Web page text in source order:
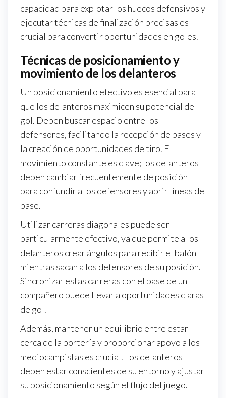
capacidad para explotar los huecos defensivos y
ejecutar técnicas de finalización precisas es
crucial para convertir oportunidades en goles.
Técnicas de posicionamiento y
movimiento de los delanteros
Un posicionamiento efectivo es esencial para
que los delanteros maximicen su potencial de
gol. Deben buscar espacio entre los
defensores, facilitando la recepción de pases y
la creación de oportunidades de tiro. El
movimiento constante es clave; los delanteros
deben cambiar frecuentemente de posición
para confundir a los defensores y abrir líneas de
pase.
Utilizar carreras diagonales puede ser
particularmente efectivo, ya que permite a los
delanteros crear ángulos para recibir el balón
mientras sacan a los defensores de su posición.
Sincronizar estas carreras con el pase de un
compañero puede llevar a oportunidades claras
de gol.
Además, mantener un equilibrio entre estar
cerca de la portería y proporcionar apoyo a los
mediocampistas es crucial. Los delanteros
deben estar conscientes de su entorno y ajustar
su posicionamiento según el flujo del juego.